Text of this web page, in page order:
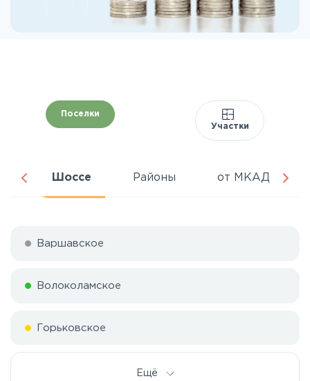
Поселки
Участки
Шоссе Районы от МКАД
Варшавское
Волоколамское
Горьковское
Ещё